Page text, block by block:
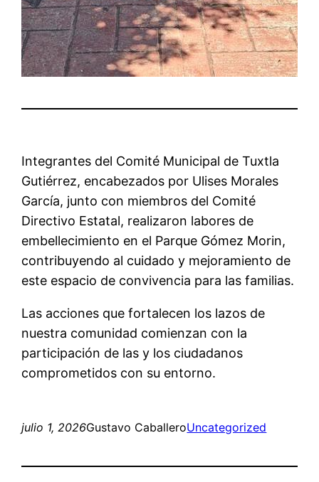
Integrantes del Comité Municipal de Tuxtla
Gutiérrez, encabezados por Ulises Morales
García, junto con miembros del Comité
Directivo Estatal, realizaron labores de
embellecimiento en el Parque Gómez Morin,
contribuyendo al cuidado y mejoramiento de
este espacio de convivencia para las familias.
Las acciones que fortalecen los lazos de
nuestra comunidad comienzan con la
participación de las y los ciudadanos
comprometidos con su entorno.
julio 1, 2026Gustavo CaballeroUncategorized